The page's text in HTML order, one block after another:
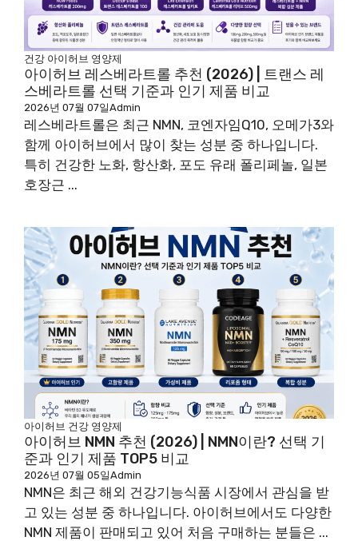
건강 아이허브 영양제
아이허브 레스베라트롤 추천 (2026) | 트랜스 레
스베라트롤 선택 기준과 인기 제품 비교
2026년 07월 07일Admin
레스베라트롤은 최근 NMN, 코엔자임Q10, 오메가3와
함께 아이허브에서 많이 찾는 성분 중 하나입니다.
특히 건강한 노화, 항산화, 포도 유래 폴리페놀, 일본
호장근 ...
아이허브 건강 영양제
아이허브 NMN 추천 (2026) | NMN이란? 선택 기
준과 인기 제품 TOP5 비교
2026년 07월 05일Admin
NMN은 최근 해외 건강기능식품 시장에서 관심을 받
고 있는 성분 중 하나입니다. 아이허브에서도 다양한
NMN 제품이 판매되고 있어 처음 구매하는 분들은 ...